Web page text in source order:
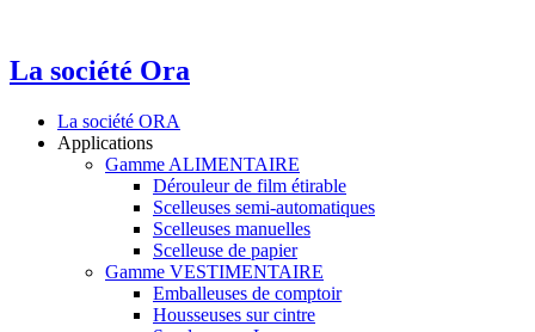
La société Ora
La société ORA
Applications
Gamme ALIMENTAIRE
Dérouleur de film étirable
Scelleuses semi-automatiques
Scelleuses manuelles
Scelleuse de papier
Gamme VESTIMENTAIRE
Emballeuses de comptoir
Housseuses sur cintre